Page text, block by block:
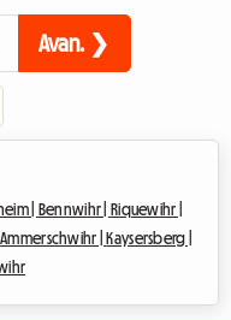
Avan. ❯
| Bennwihr |
Riquewihr |
Ammerschwihr |
Kaysersberg |